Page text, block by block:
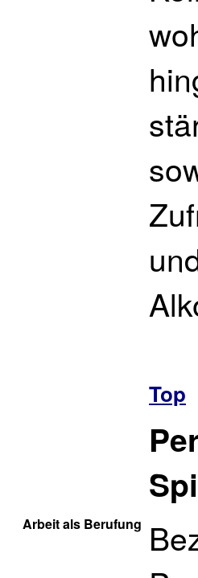
Top
Arbeit als Berufung